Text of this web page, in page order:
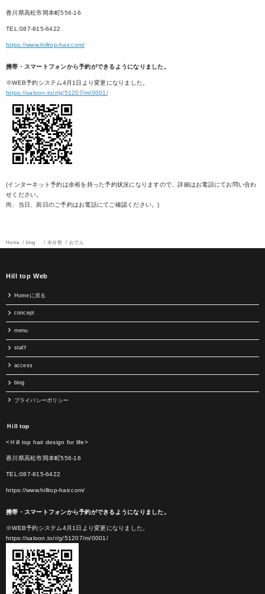
香川県高松市岡本町556-16
TEL:087-815-6422
https://www.hilltop-hair.com/
携帯・スマートフォンから予約ができるようになりました。
※WEB予約システム4月1日より変更になりました。
https://saloon.to/r/g/51207/m/0001/
(インターネット予約は余裕を持った予約状況になりますので、詳細はお電話にてお問い合わ
せください。
尚、当日、前日のご予約はお電話にてご確認ください。)
Home blog 未分類 おでん
Hill top Web
Homeに戻る
concept
menu
staff
access
blog
プライバシーポリシー
Ｈill top
<Ｈill top hair design for life>
香川県高松市岡本町556-16
TEL:087-815-6422
https://www.hilltop-hair.com/
携帯・スマートフォンから予約ができるようになりました。
※WEB予約システム4月1日より変更になりました。
https://saloon.to/r/g/51207/m/0001/